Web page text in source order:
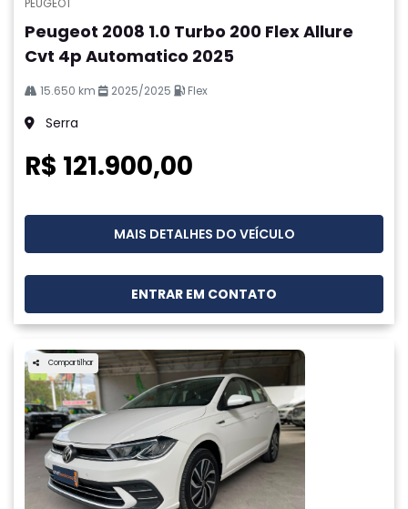
PEUGEOT
Peugeot 2008 1.0 Turbo 200 Flex Allure
Cvt 4p Automatico 2025
15.650 km 2025/2025 Flex
Serra
R$ 121.900,00
MAIS DETALHES DO VEÍCULO
ENTRAR EM CONTATO
Compartilhar